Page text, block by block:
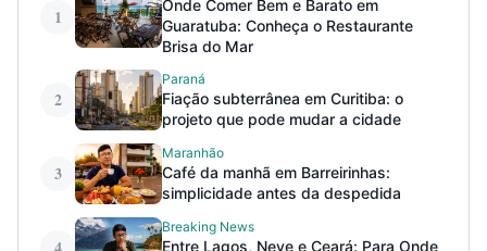
1
Onde Comer Bem e Barato em
Guaratuba: Conheça o Restaurante
Brisa do Mar
2
Paraná
Fiação subterrânea em Curitiba: o
projeto que pode mudar a cidade
3
Maranhão
Café da manhã em Barreirinhas:
simplicidade antes da despedida
Breaking News
Entre Lagos, Neve e Ceará: Para Onde